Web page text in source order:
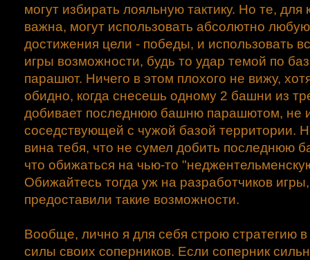
могут избирать лояльную тактику. Но те, для
важна, могут использовать абсолютно
достижения цели - победы, и использовать
игры возможности, будь то удар темой по
парашют. Ничего в этом плохого не вижу,
обидно, когда снесешь одному 2 башни из
добивает последнюю башню парашютом, не
соседствующей с чужой базой территории.
вина тебя, что не сумел добить последнюю
что обижаться на чью-то
Обижайтесь тогда уж на разработчиков
предоставили такие возможности.
Вообще, лично я для себя строю стратегию в
силы своих соперников. Если соперник